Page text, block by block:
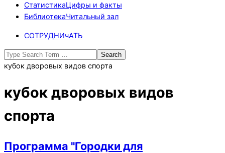
СтатистикаЦифры и факты
БиблиотекаЧитальный зал
СОТРУДНИчАТЬ
Search
кубок дворовых видов спорта
кубок дворовых видов
спорта
Программа "Городки для